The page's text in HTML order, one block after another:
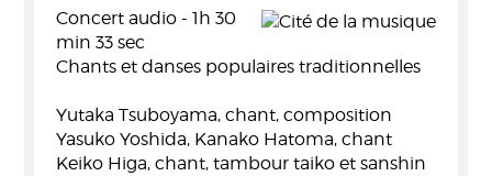
Concert audio - 1h 30
min 33 sec
Chants et danses populaires traditionnelles
Yutaka Tsuboyama, chant, composition
Yasuko Yoshida, Kanako Hatoma, chant
Keiko Higa, chant, tambour taiko et sanshin